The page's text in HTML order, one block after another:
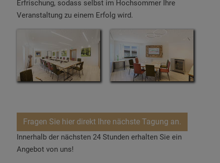
Erfrischung, sodass selbst im Hochsommer Ihre
Veranstaltung zu einem Erfolg wird.
Fragen Sie hier direkt Ihre nächste Tagung an.
Innerhalb der nächsten 24 Stunden erhalten Sie ein
Angebot von uns!